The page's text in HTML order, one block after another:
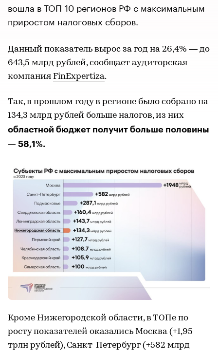
вошла в ТОП-10 регионов РФ с максимальным
приростом налоговых сборов.
Данный показатель вырос за год на 26,4% — до
643,5 млрд рублей, сообщает аудиторская
компания FinExpertiza.
Так, в прошлом году в регионе было собрано на
134,3 млрд рублей больше налогов, из них
областной бюджет получит больше половины
— 58,1%.
Кроме Нижегородской области, в ТОПе по
росту показателей оказались Москва (+1,95
трлн рублей), Санкт-Петербург (+582 млрд